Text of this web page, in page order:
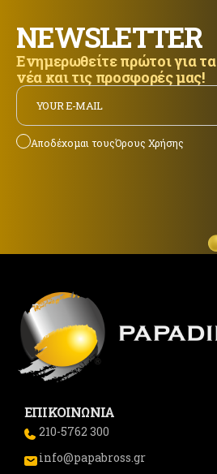
NEWSLETTER
Ενημερωθείτε πρώτοι για τα
νέα και τις προσφορές μας!
Αποδέχομαι τουςΌρους Χρήσης
ΕΠΙΚΟΙΝΩΝΙΑ
210-5762 300
info@papabross.gr